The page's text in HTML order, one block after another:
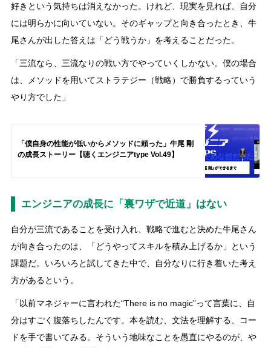
好きという気持ちは消えなかった。けれど、現実を見れば、自分
には明らかに向いていない。そのギャップと向き合ったとき、牛
尾さんが出した答えは「どう戦うか」を考えることだった。
「三流なら、三流なりの戦い方でやっていくしかない。僕の場合
は、メソッドを用いてストラテジー（戦略）で勝負するっていう
やり方でした」
「僕自身の性能が低いからメソッドに頼った」牛尾 剛
の成長ストーリー【聴くエンジニアtype Vol.49】
エンジニアの成長に「裏ワザで近道」はない
自分が三流であることを受け入れ、戦略で進むと決めた牛尾さん
が向き合ったのは、「どうやってスキルを積み上げるか」という
課題だ。いろいろと試してきた中で、自分なりに行き着いた考え
方があるという。
「以前マネジャーに言われた“There is no magic”って言葉に、自
分はすごく腹落ちしたんです。本を読む、文法を理解する、コー
ドを手で書いてみる。そういう地味なことを愚直にやるのが、や